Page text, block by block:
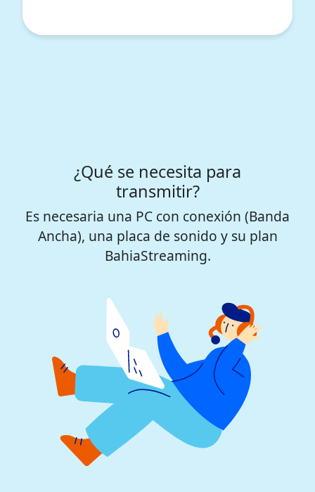
¿Qué se necesita para
transmitir?
Es necesaria una PC con conexión (Banda
Ancha), una placa de sonido y su plan
BahiaStreaming.